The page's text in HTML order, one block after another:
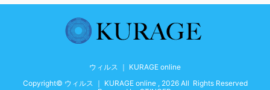
ウィルス ｜ KURAGE online
Copyright© ウィルス ｜ KURAGE online , 2026 All Rights Reserved